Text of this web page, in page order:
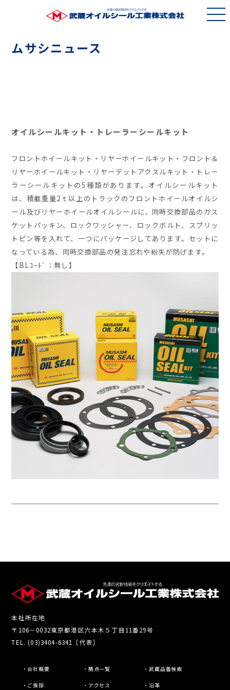
ムサシニュース
オイルシールキット・トレーラーシールキット
フロントホイールキット・リヤーホイールキット・フロント＆
リヤーホイールキット・リヤーデットアクスルキット・トレー
ラーシールキットの5種類があります。オイルシールキット
は、積載重量2ｔ以上のトラックのフロントホイールオイルシ
ール及びリヤーホイールオイルシールに､ 同時交換部品のガス
ケットパッキン、ロックワッシャー、ロックボルト、スプリッ
トピン等を入れて、一つにパッケージしてあります。セットに
なっている為、同時交換部品の発注忘れや紛失が防げます。
【BLｺｰﾄﾞ：無し】
本社所在地
〒106－0032東京都港区六本木５丁目11番29号
TEL. (03)3404-6341［代表］
・会社概要 ・拠点一覧 ・武蔵品番検索
・ご挨拶 ・アクセス ・沿革